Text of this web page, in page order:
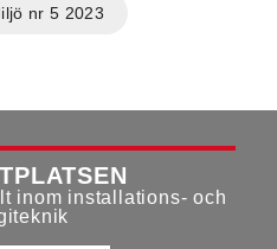
nr 5 2023
inom installations- och